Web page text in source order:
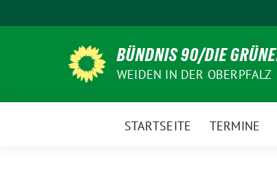
zum
BÜNDNIS 90/DIE
WEIDEN IN DER OBERPFALZ
STARTSEITE TERMINE